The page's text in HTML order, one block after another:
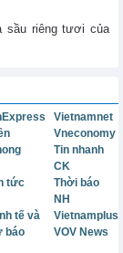
sầu riêng tươi của
Vietnamnet
Vneconomy
Tin nhanh
CK
tức
Thời báo
NH
tế và
báo
Vietnamplus
VOV News